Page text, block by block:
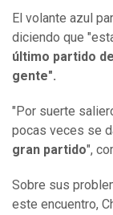
El volante azul
diciendo que
último partido
gente".
"Por suerte
pocas veces se
gran partido",
Sobre sus
este encuentro,